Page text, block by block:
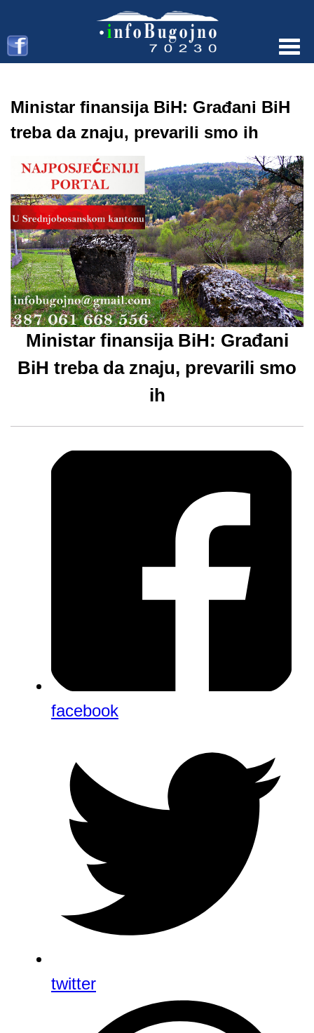
Ministar finansija BiH: Građani BiH
treba da znaju, prevarili smo ih
Ministar finansija BiH: Građani
BiH treba da znaju, prevarili smo
ih
facebook
twitter